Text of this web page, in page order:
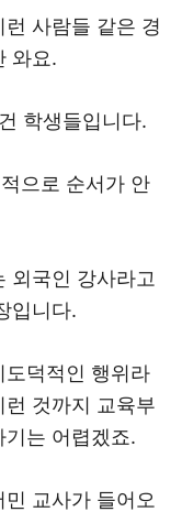
사람들 같은 경
와요.
학생들입니다.
으로 순서가 안
외국인 강사라고
입니다.
도덕적인 행위라
것까지 교육부
는 어렵겠죠.
교사가 들어오